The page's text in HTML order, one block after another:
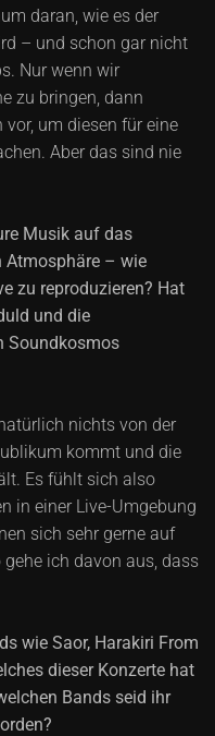
daran, wie es der
– und schon gar nicht
Nur wenn wir
zu bringen, dann
um diesen für eine
Aber das sind nie
Musik auf das
Atmosphäre – wie
zu reproduzieren? Hat
und die
Soundkosmos
nichts von der
kommt und die
Es fühlt sich also
in einer Live-Umgebung
sich sehr gerne auf
ich davon aus, dass
wie Saor, Harakiri From
dieser Konzerte hat
Bands seid ihr